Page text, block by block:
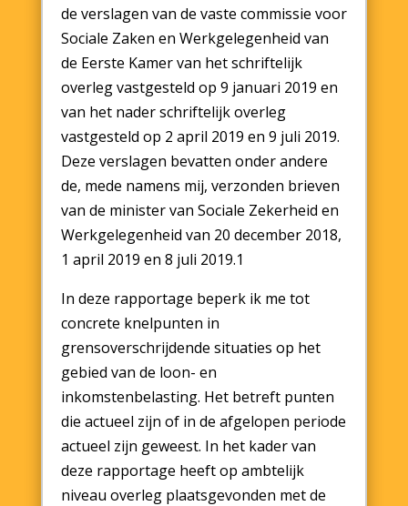
de verslagen van de vaste commissie voor
Sociale Zaken en Werkgelegenheid van
de Eerste Kamer van het schriftelijk
overleg vastgesteld op 9 januari 2019 en
van het nader schriftelijk overleg
vastgesteld op 2 april 2019 en 9 juli 2019.
Deze verslagen bevatten onder andere
de, mede namens mij, verzonden brieven
van de minister van Sociale Zekerheid en
Werkgelegenheid van 20 december 2018,
1 april 2019 en 8 juli 2019.1
In deze rapportage beperk ik me tot
concrete knelpunten in
grensoverschrijdende situaties op het
gebied van de loon- en
inkomstenbelasting. Het betreft punten
die actueel zijn of in de afgelopen periode
actueel zijn geweest. In het kader van
deze rapportage heeft op ambtelijk
niveau overleg plaatsgevonden met de